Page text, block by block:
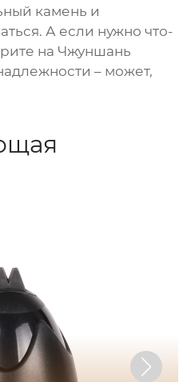
камень и
А если нужно что-
на Чжуншань
– может,